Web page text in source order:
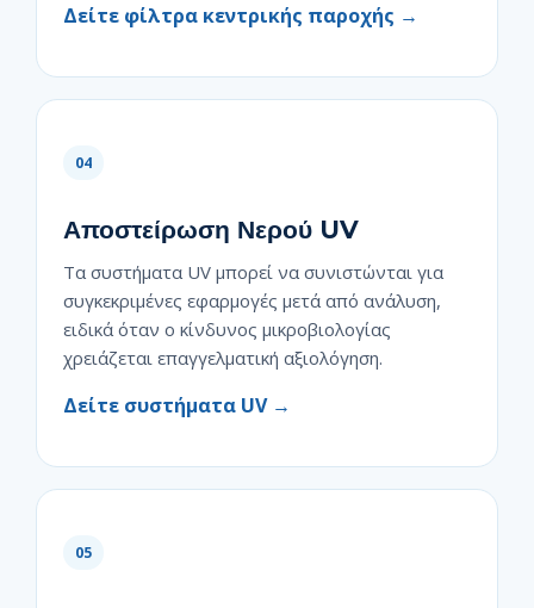
Δείτε φίλτρα κεντρικής παροχής →
04
Αποστείρωση Νερού UV
Τα συστήματα UV μπορεί να συνιστώνται για
συγκεκριμένες εφαρμογές μετά από ανάλυση,
ειδικά όταν ο κίνδυνος μικροβιολογίας
χρειάζεται επαγγελματική αξιολόγηση.
Δείτε συστήματα UV →
05